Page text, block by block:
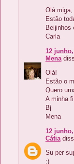
Olá
Estão
Beijinhos
Carla
12
Mena
Olá!
Estão o
Quero
A minha
Bj
Mena
12
Cátia
Su per
:)